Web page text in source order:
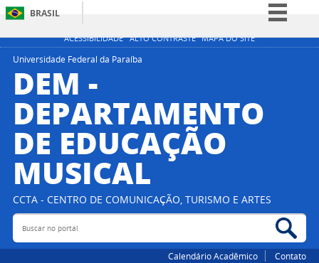
ACESSIBILIDADE ALTO CONTRASTE MAPA DO SITE
BRASIL
Simplifique!
Acesso à informação
Legislação
Canais
Universidade Federal da Paraíba
DEM -
DEPARTAMENTO
DE EDUCAÇÃO
MUSICAL
CCTA - CENTRO DE COMUNICAÇÃO, TURISMO E ARTES
Buscar no portal
Calendário Acadêmico Contato